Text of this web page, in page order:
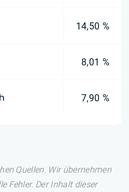
14,50 %
8,01 %
7,90 %
Quellen. Wir übernehmen
Fehler. Der Inhalt dieser